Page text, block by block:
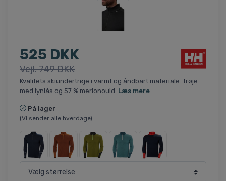
525 DKK
Vejl. 749 DKK
Kvalitets skiundertrøje i varmt og åndbart materiale. Trøje
med lynlås og 57 % merionould. Læs mere
På lager
(Vi sender alle hverdage)